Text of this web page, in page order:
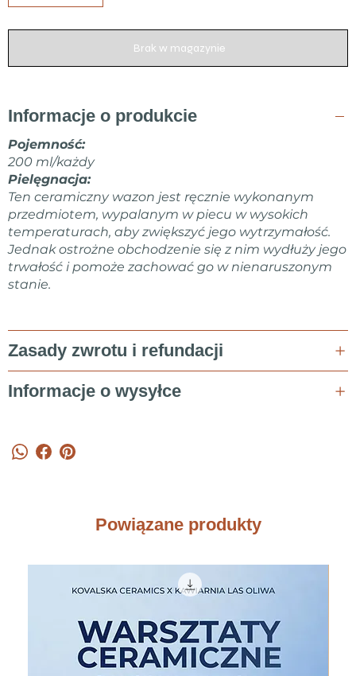
Brak w magazynie
Informacje o produkcie
Pojemność:
200 ml/każdy
Pielęgnacja:
Ten ceramiczny wazon jest ręcznie wykonanym
przedmiotem, wypalanym w piecu w wysokich
temperaturach, aby zwiększyć jego wytrzymałość.
Jednak ostrożne obchodzenie się z nim wydłuży jego
trwałość i pomoże zachować go w nienaruszonym
stanie.
Zasady zwrotu i refundacji
Informacje o wysyłce
Powiązane produkty